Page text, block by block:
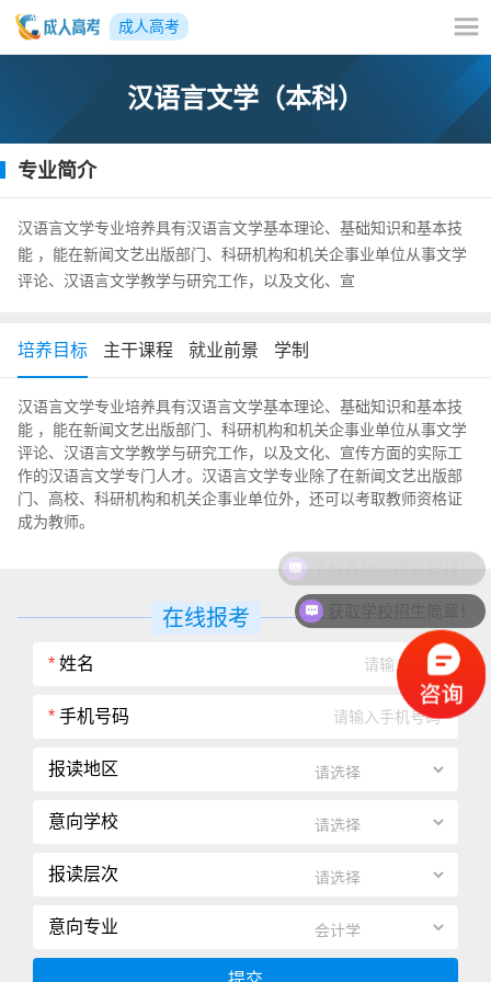
成人高考
汉语言文学（本科）
专业简介
汉语言文学专业培养具有汉语言文学基本理论、基础知识和基本技
能 ，能在新闻文艺出版部门、科研机构和机关企事业单位从事文学
评论、汉语言文学教学与研究工作，以及文化、宣
培养目标 主干课程 就业前景 学制
汉语言文学专业培养具有汉语言文学基本理论、基础知识和基本技
能 ，能在新闻文艺出版部门、科研机构和机关企事业单位从事文学
评论、汉语言文学教学与研究工作，以及文化、宣传方面的实际工
作的汉语言文学专门人才。汉语言文学专业除了在新闻文艺出版部
门、高校、科研机构和机关企事业单位外，还可以考取教师资格证
成为教师。
在线报考
* 姓名
* 手机号码
报读地区
意向学校
报读层次
意向专业